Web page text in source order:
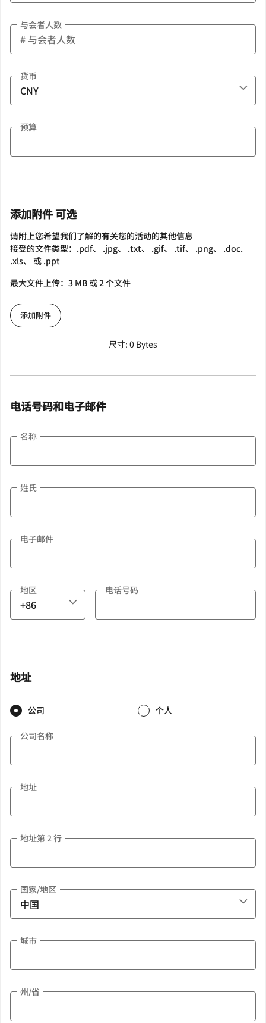
与会者人数
货币
预算
添加附件 可选
请附上您希望我们了解的有关您的活动的其他信息
接受的文件类型：.pdf、 .jpg、 .txt、 .gif、 .tif、 .png、 .doc.
.xls、 或 .ppt
最大文件上传：3 MB 或 2 个文件
添加附件
尺寸: 0 Bytes
电话号码和电子邮件
名称
姓氏
电子邮件
地区 电话号码
地址
公司 个人
公司名称
地址
地址第 2 行
国家/地区
城市
州/省